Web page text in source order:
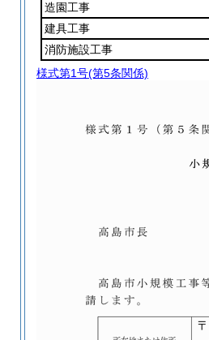
造園工事
建具工事
消防施設工事
様式第1号(第5条関係)